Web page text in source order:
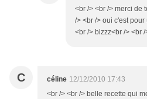
<br /> <br /> merci de
/> <br /> oui c'est
<br /> bizzz<br /> <br
C céline 12/12/2010 17:43
<br /> <br /> belle recette qui